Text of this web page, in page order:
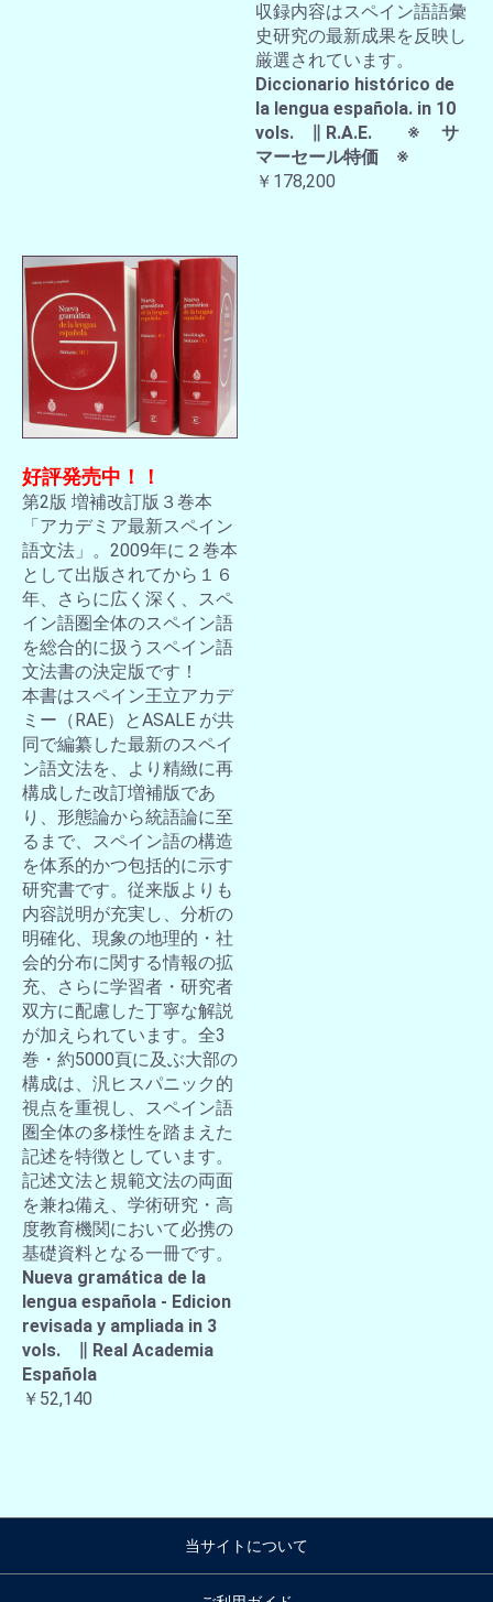
収録内容はスペイン語語彙
史研究の最新成果を反映し
厳選されています。
Diccionario histórico de
la lengua española. in 10
vols. ∥ R.A.E. ※ サ
マーセール特価 ※
￥178,200
好評発売中！！
第2版 増補改訂版３巻本
「アカデミア最新スペイン
語文法」。2009年に２巻本
として出版されてから１６
年、さらに広く深く、スペ
イン語圏全体のスペイン語
を総合的に扱うスペイン語
文法書の決定版です！
本書はスペイン王立アカデ
ミー（RAE）とASALE が共
同で編纂した最新のスペイ
ン語文法を、より精緻に再
構成した改訂増補版であ
り、形態論から統語論に至
るまで、スペイン語の構造
を体系的かつ包括的に示す
研究書です。従来版よりも
内容説明が充実し、分析の
明確化、現象の地理的・社
会的分布に関する情報の拡
充、さらに学習者・研究者
双方に配慮した丁寧な解説
が加えられています。全3
巻・約5000頁に及ぶ大部の
構成は、汎ヒスパニック的
視点を重視し、スペイン語
圏全体の多様性を踏まえた
記述を特徴としています。
記述文法と規範文法の両面
を兼ね備え、学術研究・高
度教育機関において必携の
基礎資料となる一冊です。
Nueva gramática de la
lengua española - Edicion
revisada y ampliada in 3
vols. ∥ Real Academia
Española
￥52,140
当サイトについて